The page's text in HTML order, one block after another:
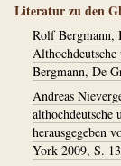
Literatur zu den
Rolf Bergmann,
Bergmann, De
Andreas
althochdeutsche
herausgegeben
York 2009, S.